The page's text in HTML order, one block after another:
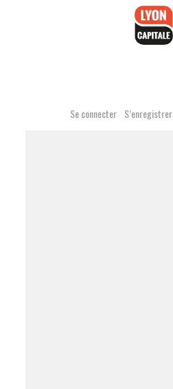
Se connecter S’enregistrer